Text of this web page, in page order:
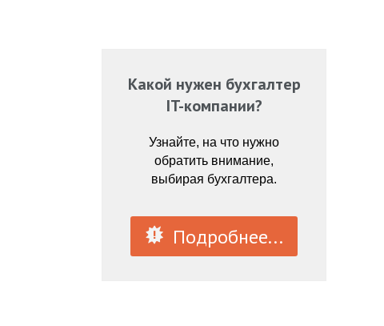
Какой нужен бухгалтер
IT-компании?
Узнайте, на что нужно
обратить внимание,
выбирая бухгалтера.
Подробнее...